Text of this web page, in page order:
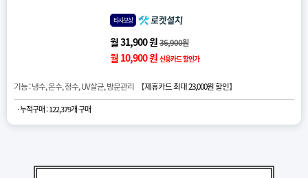
타사보상
월 31,900 원36,900원
월 10,900 원 신용카드 할인가
기능 : 냉수, 온수, 정수, UV살균, 방문관리 【제휴카드 최대 23,000원 할인】
· 누적구매 : 122,379개 구매